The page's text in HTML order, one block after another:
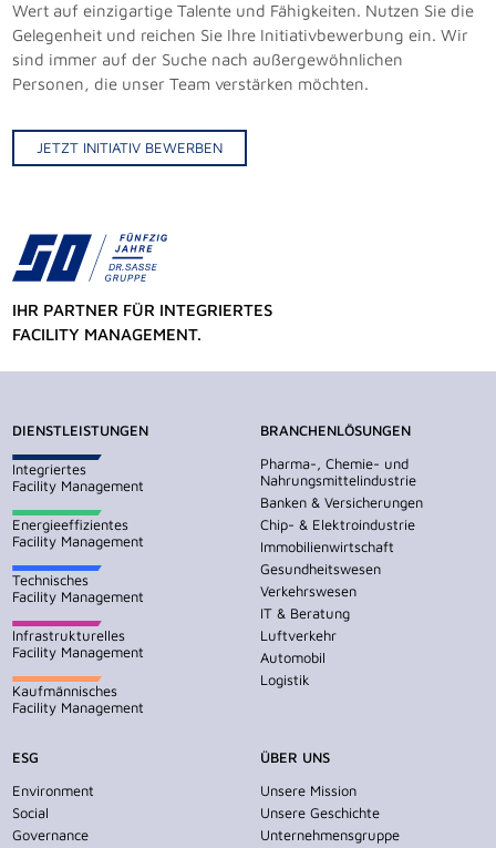
Wert auf einzigartige Talente und Fähigkeiten. Nutzen Sie die
Gelegenheit und reichen Sie Ihre Initiativbewerbung ein. Wir
sind immer auf der Suche nach außergewöhnlichen
Personen, die unser Team verstärken möchten.
JETZT INITIATIV BEWERBEN
IHR PARTNER FÜR INTEGRIERTES
FACILITY MANAGEMENT.
DIENSTLEISTUNGEN
Integriertes
Facility Management
Energieeffizientes
Facility Management
Technisches
Facility Management
Infrastrukturelles
Facility Management
Kaufmännisches
Facility Management
BRANCHENLÖSUNGEN
Pharma-, Chemie- und
Nahrungsmittelindustrie
Banken & Versicherungen
Chip- & Elektroindustrie
Immobilienwirtschaft
Gesundheitswesen
Verkehrswesen
IT & Beratung
Luftverkehr
Automobil
Logistik
ESG
Environment
Social
Governance
ÜBER UNS
Unsere Mission
Unsere Geschichte
Unternehmensgruppe